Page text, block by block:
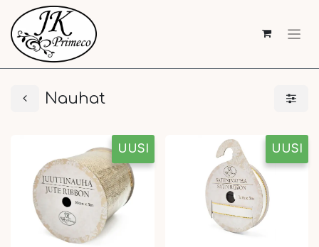
Nauhat
UUSI UUSI